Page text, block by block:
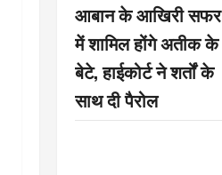
आबान के आखिरी सफर
में शामिल होंगे अतीक के
बेटे, हाईकोर्ट ने शर्तों के
साथ दी पैरोल